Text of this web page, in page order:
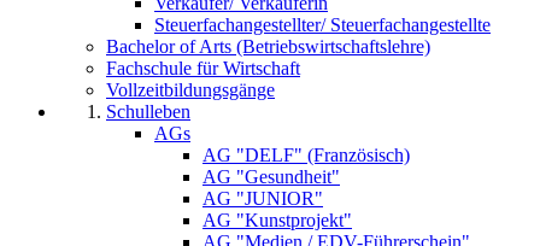
Steuerfachangestellter/ Steuerfachangestellte
Bachelor of Arts (Betriebswirtschaftslehre)
Fachschule für Wirtschaft
Vollzeitbildungsgänge
Schulleben
AGs
AG "DELF" (Französisch)
AG "Gesundheit"
AG "JUNIOR"
AG "Kunstprojekt"